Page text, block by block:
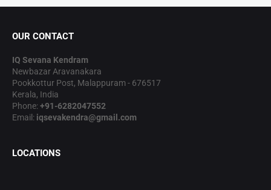
OUR CONTACT
IQ Sevana Kendram
Newbazar Aravanakara
Pookkottur Post, Malappuram - 676517
Kerala, India
Phone:+91-6282047552
Email: iqsevakendra@gmail.com
LOCATIONS